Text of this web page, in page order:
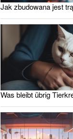
Jak zbudowana jest
Was bleibt übrig